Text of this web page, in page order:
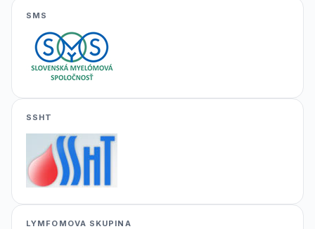
SMS
SSHT
LYMFOMOVA SKUPINA